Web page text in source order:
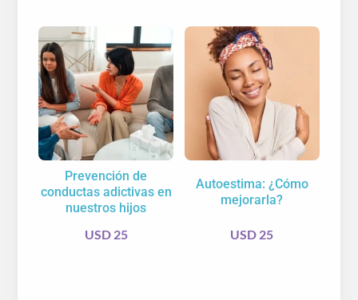
Prevención de
conductas adictivas en
nuestros hijos
USD25
Autoestima: ¿Cómo
mejorarla?
USD 25